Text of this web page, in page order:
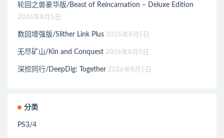
轮回之兽豪华版/Beast of Reincarnation – Deluxe Edition
2026年8月5日
数回增强版/Slither Link Plus 2026年8月5日
无尽矿山/Kin and Conquest 2026年8月5日
深挖同行/DeepDig: Together 2026年8月5日
分类
PS3/4